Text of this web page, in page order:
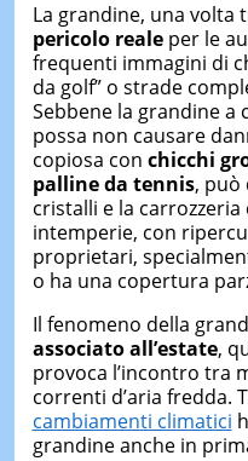
La grandine, una volta
pericolo realeper le
frequenti immagini di
da golf” o strade
Sebbene la grandine a
possa non causare
copiosa con chicchi
palline da tennis, può
cristalli e la carrozzeria
intemperie, con
proprietari,
o ha una copertura
Il fenomeno della
associato all’estate,
provoca l’incontro tra
correnti d’aria fredda.
cambiamenti climatici
grandine anche in